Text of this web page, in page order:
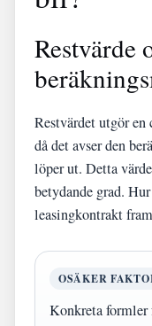
Restvärde
Restvärdet utgör
då det avser den
löper ut. Detta
betydande grad.
leasingkontrakt
OSÄKER
Konkreta formler